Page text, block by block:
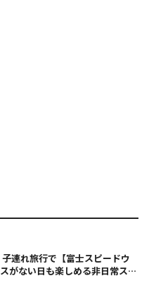
連れ旅行で【富士スピードウ
がない日も楽しめる非日常ステ